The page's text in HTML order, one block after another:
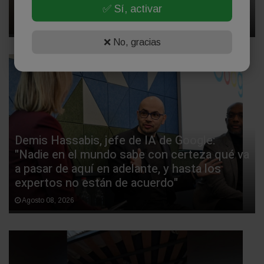
Agosto 08, 2026
Demis Hassabis, jefe de IA de Google:
"Nadie en el mundo sabe con certeza qué va
a pasar de aquí en adelante, y hasta los
expertos no están de acuerdo"
Agosto 08, 2026
✅ Sí, activar
❌ No, gracias